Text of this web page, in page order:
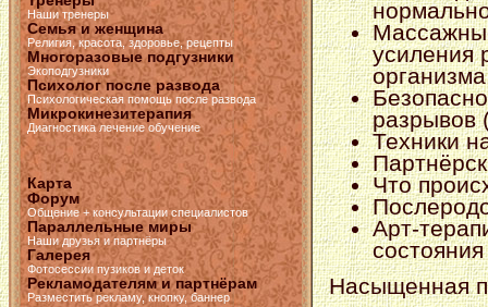
Наши тренеры
Семья и женщина
Религия, красота, здоровье, рецепты
Многоразовые подгузники
Экоподгузники
Психолог после развода
Психологическая помощь после развода
Микрокинезитерапия
Диагностика лечение обучение
Карта
Форум
Общение + консультации специалистов
Параллельные миры
Наши друзья и партнёры
Галерея
Фотосессии пузиков и деток
Рекламодателям и партнёрам
Разместить рекламу, кнопку, баннер
усиления
разрывов
Техники
Что
Арт-
Насыщенная